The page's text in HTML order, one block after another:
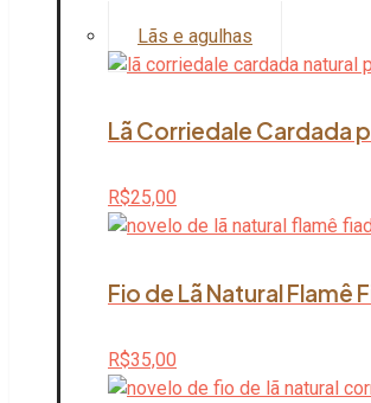
Lãs e agulhas
Lã Corriedale Cardada
R$25,00
Fio de Lã Natural Flamê
R$35,00